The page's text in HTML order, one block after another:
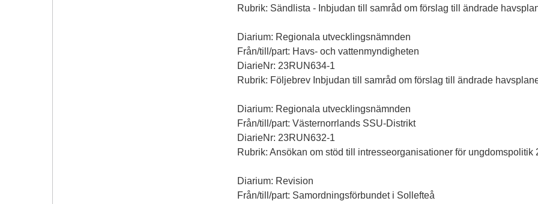
Rubrik: Sändlista - Inbjudan till samråd om förslag till ändrade
Diarium: Regionala utvecklingsnämnden
Från/till/part: Havs- och vattenmyndigheten
DiarieNr: 23RUN634-1
Rubrik: Följebrev Inbjudan till samråd om förslag till ändrade
Diarium: Regionala utvecklingsnämnden
Från/till/part: Västernorrlands SSU-Distrikt
DiarieNr: 23RUN632-1
Rubrik: Ansökan om stöd till intresseorganisationer för ungdomspolitik
Diarium: Revision
Från/till/part: Samordningsförbundet i Sollefteå